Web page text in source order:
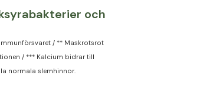
och
/ ** Maskrotsrot
/ *** Kalcium bidrar till
normala slemhinnor.